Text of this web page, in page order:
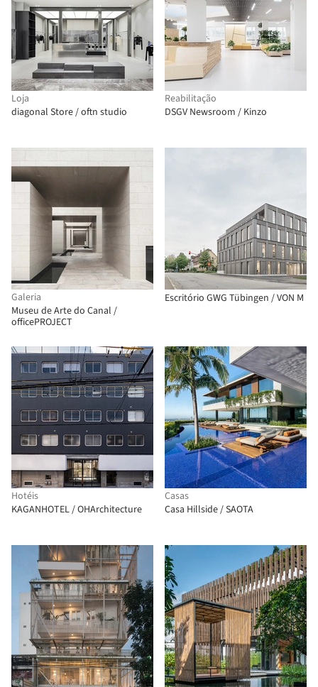
Loja
diagonal Store / oftn studio
Reabilitação
DSGV Newsroom / Kinzo
Galeria
Museu de Arte do Canal /
officePROJECT
Escritório GWG Tübingen / VON M
Hotéis
KAGANHOTEL / OHArchitecture
Casas
Casa Hillside / SAOTA